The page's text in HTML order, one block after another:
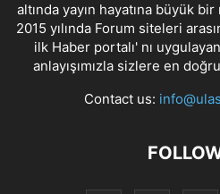
altında yayın hayatına büyük
2015 yılında Forum siteleri
ilk Haber portalı' nı
anlayışımızla sizlere en
Contact us: